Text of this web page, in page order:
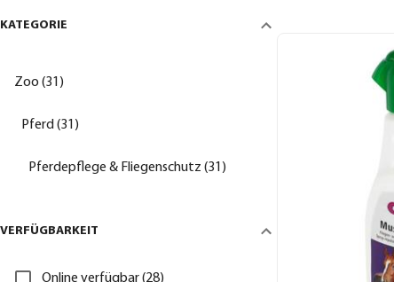
KATEGORIE
Zoo (31)
Pferd (31)
Pferdepflege & Fliegenschutz (31)
VERFÜGBARKEIT
Online verfügbar (28)